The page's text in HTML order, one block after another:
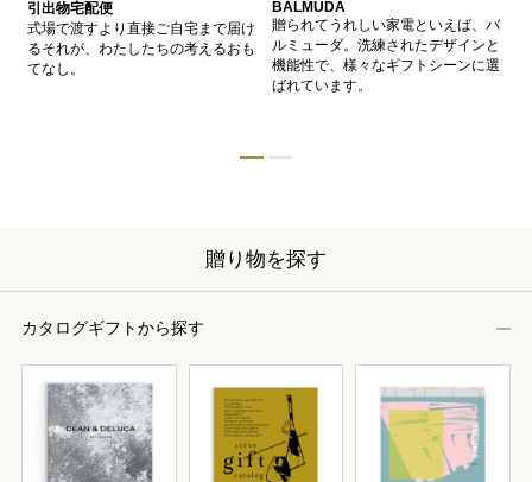
引出物宅配便
式場で渡すより直接ご自宅まで届け
るそれが、わたしたちの考えるおも
てなし。
BALMUDA
贈られてうれしい家電といえば、バ
ルミューダ。洗練されたデザインと
機能性で、様々なギフトシーンに選
ばれています。
贈り物を探す
カタログギフトから探す